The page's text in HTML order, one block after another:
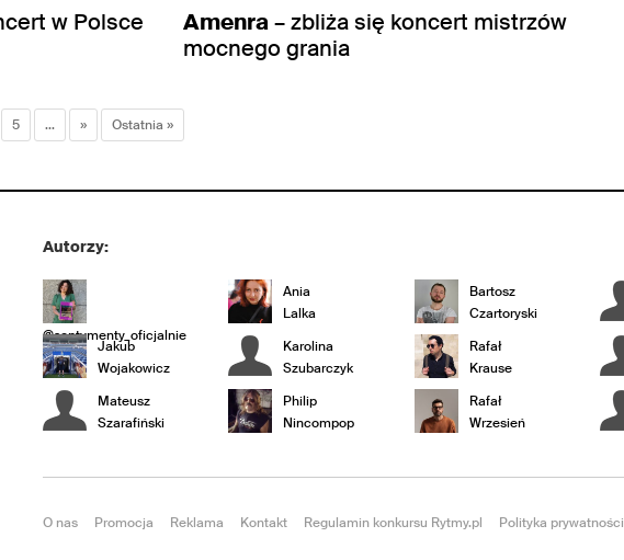
w Polsce Amenra– zbliża się koncert mistrzów
mocnego grania
5 ... » Ostatnia »
Autorzy:
@sentymenty_oficjalnie
Ania
Lalka
Bartosz
Czartoryski
Jakub
Wojakowicz
Karolina
Szubarczyk
Rafał
Krause
Mateusz
Szarafiński
Philip
Nincompop
Rafał
Wrzesień
O nas Promocja Reklama Kontakt Regulamin konkursu Rytmy.pl Polityka prywatności